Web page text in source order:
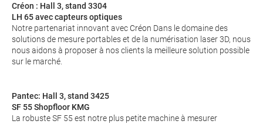
Créon : Hall 3, stand 3304
LH 65 avec capteurs optiques
Notre partenariat innovant avec Créon Dans le domaine des
solutions de mesure portables et de la numérisation laser 3D, nous
nous aidons à proposer à nos clients la meilleure solution possible
sur le marché.
Pantec: Hall 3, stand 3425
SF 55 Shopfloor KMG
La robuste SF 55 est notre plus petite machine à mesurer